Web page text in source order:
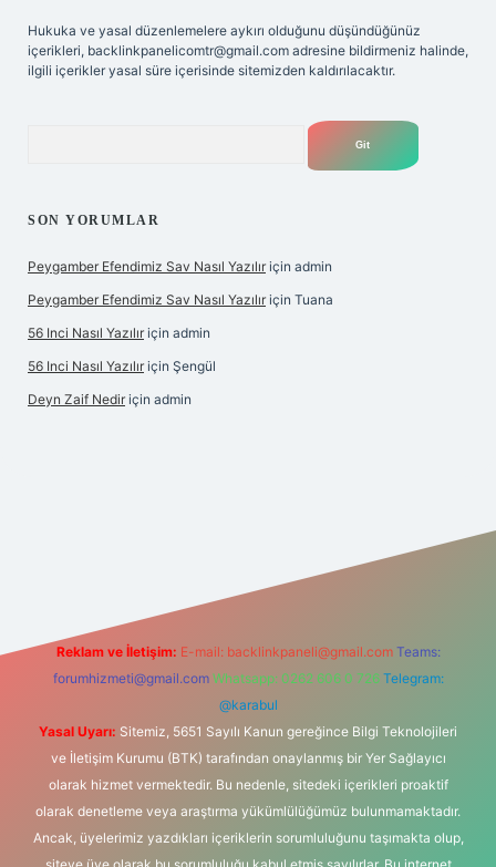
Hukuka ve yasal düzenlemelere aykırı olduğunu düşündüğünüz
içerikleri, backlinkpanelicomtr@gmail.com adresine bildirmeniz halinde,
ilgili içerikler yasal süre içerisinde sitemizden kaldırılacaktır.
SON YORUMLAR
Peygamber Efendimiz Sav Nasıl Yazılır için admin
Peygamber Efendimiz Sav Nasıl Yazılır için Tuana
56 Inci Nasıl Yazılır için admin
56 Inci Nasıl Yazılır için Şengül
Deyn Zaif Nedir için admin
Reklam ve İletişim: E-mail: backlinkpaneli@gmail.com Teams:
forumhizmeti@gmail.com Whatsapp: 0262 606 0 726 Telegram:
@karabul
Yasal Uyarı: Sitemiz, 5651 Sayılı Kanun gereğince Bilgi Teknolojileri
ve İletişim Kurumu (BTK) tarafından onaylanmış bir Yer Sağlayıcı
olarak hizmet vermektedir. Bu nedenle, sitedeki içerikleri proaktif
olarak denetleme veya araştırma yükümlülüğümüz bulunmamaktadır.
Ancak, üyelerimiz yazdıkları içeriklerin sorumluluğunu taşımakta olup,